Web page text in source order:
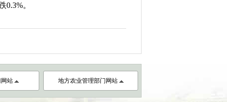
0.3%。
站 地方农业管理部门网站